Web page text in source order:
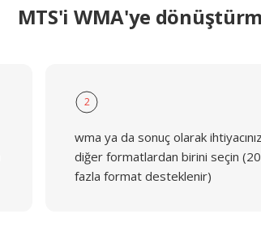
MTS'i WMA'ye
2
wma ya da sonuç olarak
diğer formatlardan birini seçin
fazla format desteklenir)